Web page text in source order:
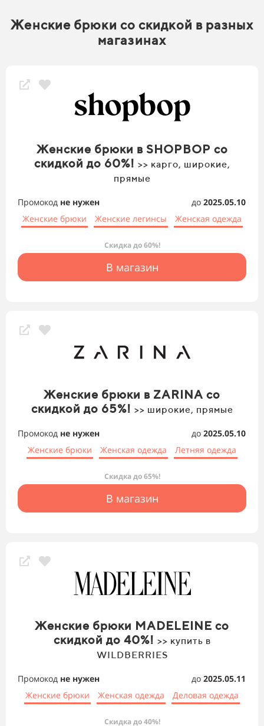
Женские брюки со скидкой в разных
магазинах
Женские брюки в SHOPBOP со
скидкой до 60%! >> карго, широкие,
прямые
Промокод не нужен до 2025.05.10
Женские брюки
Женские легинсы Женская одежда
Скидка до 60%!
В магазин
Женские брюки в ZARINA со
скидкой до 65%! >> широкие, прямые
Промокод не нужен до 2025.05.10
Женские брюки
Женская одежда Летняя одежда
Скидка до 65%!
В магазин
Женские брюки MADELEINE со
скидкой до 40%! >> купить в
WILDBERRIES
Промокод не нужен до 2025.05.11
Женские брюки
Женская одежда Деловая одежда
Скидка до 40%!